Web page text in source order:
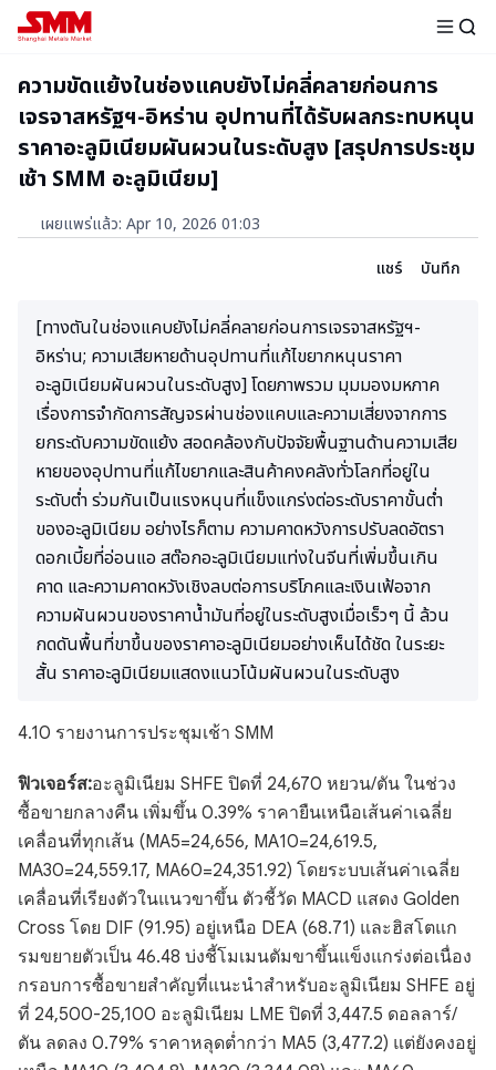
ความขัดแย้งในช่องแคบยังไม่คลี่คลายก่อนการ
เจรจาสหรัฐฯ-อิหร่าน อุปทานที่ได้รับผลกระทบหนุน
ราคาอะลูมิเนียมผันผวนในระดับสูง [สรุปการประชุม
เช้า SMM อะลูมิเนียม]
เผยแพร่แล้ว: Apr 10, 2026 01:03
แชร์
บันทึก
[ทางตันในช่องแคบยังไม่คลี่คลายก่อนการเจรจาสหรัฐฯ-
อิหร่าน; ความเสียหายด้านอุปทานที่แก้ไขยากหนุนราคา
อะลูมิเนียมผันผวนในระดับสูง] โดยภาพรวม มุมมองมหภาค
เรื่องการจำกัดการสัญจรผ่านช่องแคบและความเสี่ยงจากการ
ยกระดับความขัดแย้ง สอดคล้องกับปัจจัยพื้นฐานด้านความเสีย
หายของอุปทานที่แก้ไขยากและสินค้าคงคลังทั่วโลกที่อยู่ใน
ระดับต่ำ ร่วมกันเป็นแรงหนุนที่แข็งแกร่งต่อระดับราคาขั้นต่ำ
ของอะลูมิเนียม อย่างไรก็ตาม ความคาดหวังการปรับลดอัตรา
ดอกเบี้ยที่อ่อนแอ สต๊อกอะลูมิเนียมแท่งในจีนที่เพิ่มขึ้นเกิน
คาด และความคาดหวังเชิงลบต่อการบริโภคและเงินเฟ้อจาก
ความผันผวนของราคาน้ำมันที่อยู่ในระดับสูงเมื่อเร็วๆ นี้ ล้วน
กดดันพื้นที่ขาขึ้นของราคาอะลูมิเนียมอย่างเห็นได้ชัด ในระยะ
สั้น ราคาอะลูมิเนียมแสดงแนวโน้มผันผวนในระดับสูง
4.10 รายงานการประชุมเช้า SMM
ฟิวเจอร์ส:อะลูมิเนียม SHFE ปิดที่ 24,670 หยวน/ตัน ในช่วง
ซื้อขายกลางคืน เพิ่มขึ้น 0.39% ราคายืนเหนือเส้นค่าเฉลี่ย
เคลื่อนที่ทุกเส้น (MA5=24,656, MA10=24,619.5,
MA30=24,559.17, MA60=24,351.92) โดยระบบเส้นค่าเฉลี่ย
เคลื่อนที่เรียงตัวในแนวขาขึ้น ตัวชี้วัด MACD แสดง Golden
Cross โดย DIF (91.95) อยู่เหนือ DEA (68.71) และฮิสโตแก
รมขยายตัวเป็น 46.48 บ่งชี้โมเมนตัมขาขึ้นแข็งแกร่งต่อเนื่อง
กรอบการซื้อขายสำคัญที่แนะนำสำหรับอะลูมิเนียม SHFE อยู่
ที่ 24,500-25,100 อะลูมิเนียม LME ปิดที่ 3,447.5 ดอลลาร์/
ตัน ลดลง 0.79% ราคาหลุดต่ำกว่า MA5 (3,477.2) แต่ยังคงอยู่